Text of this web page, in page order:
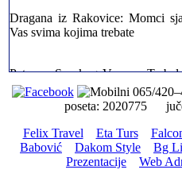
Vas svima kojima trebate
prebacim stvari u drugi. Pozvao
šta bi radio sada da ne postojite,
Dragan iz Stari Grad: Retko
profesionalnost u našoj zemlji i
mene
065/
poseta: 2020775
Felix Travel
Eta Turs
Babović
Dakom Style Bg
Prezentacije
Web